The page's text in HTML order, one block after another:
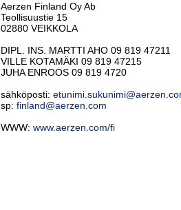
Aerzen Finland Oy Ab
Teollisuustie 15
02880 VEIKKOLA
DIPL. INS. MARTTI AHO 09 819 47211
VILLE KOTAMÄKI 09 819 47215
JUHA ENROOS 09 819 4720
sähköposti:
sp: finland@aerzen.com
WWW: www.aerzen.com/fi